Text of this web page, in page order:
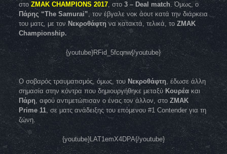
στο ZMAK CHAMPIONS 2017, στο 3 – Deal match. Όμως, ο
Πάρης “The Samurai”, τον έβγαλε νοκ άουτ κατά την διάρκεια
του ματς, με τον Νεκροθάφτηνα κατακτά, τελικά, το ZMAK
Championship.
{youtube}RFid_5fcqnw{/youtube}
Ο σοβαρός τραυματισμός, όμως, του Νεκροθάφτη, έδωσε άλλη
σημασία στην κόντρα που δημιουργήθηκε μεταξύ Κουρέακαι
Πάρη, αφού αντιμετώπισαν ο ένας τον άλλον, στο ZMAK
Prime 11, σε ματς ανάδειξης του επόμενου #1 Contender για τη
ζώνη.
{youtube}LAT1emX4DPA{/youtube}